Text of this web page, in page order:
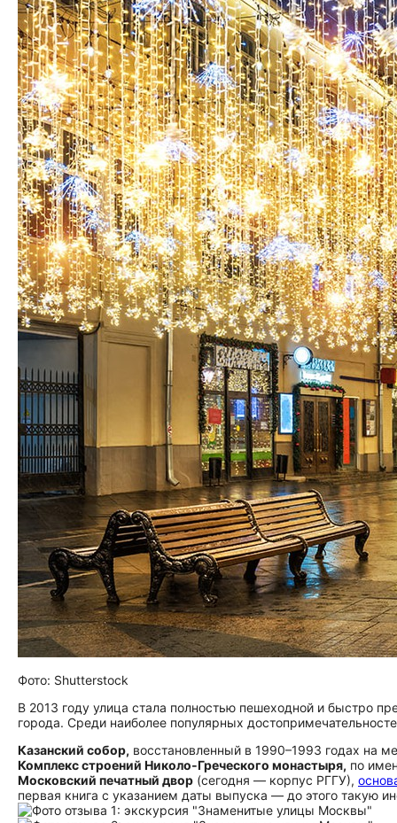
Фото: Shutterstock
В 2013 году улица стала полностью пешеходной и быстро
города. Среди наиболее популярных
Казанский собор, восстановленный в 1990–1993 годах на
Комплекс строений Николо‑Греческого монастыря, по
Московский печатный двор (сегодня — корпус РГГУ),
первая книга с указанием даты выпуска — до этого такую